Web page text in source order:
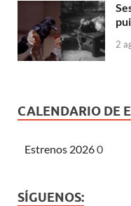
2
CALENDARIO DE
Estrenos 20260
SÍGUENOS: